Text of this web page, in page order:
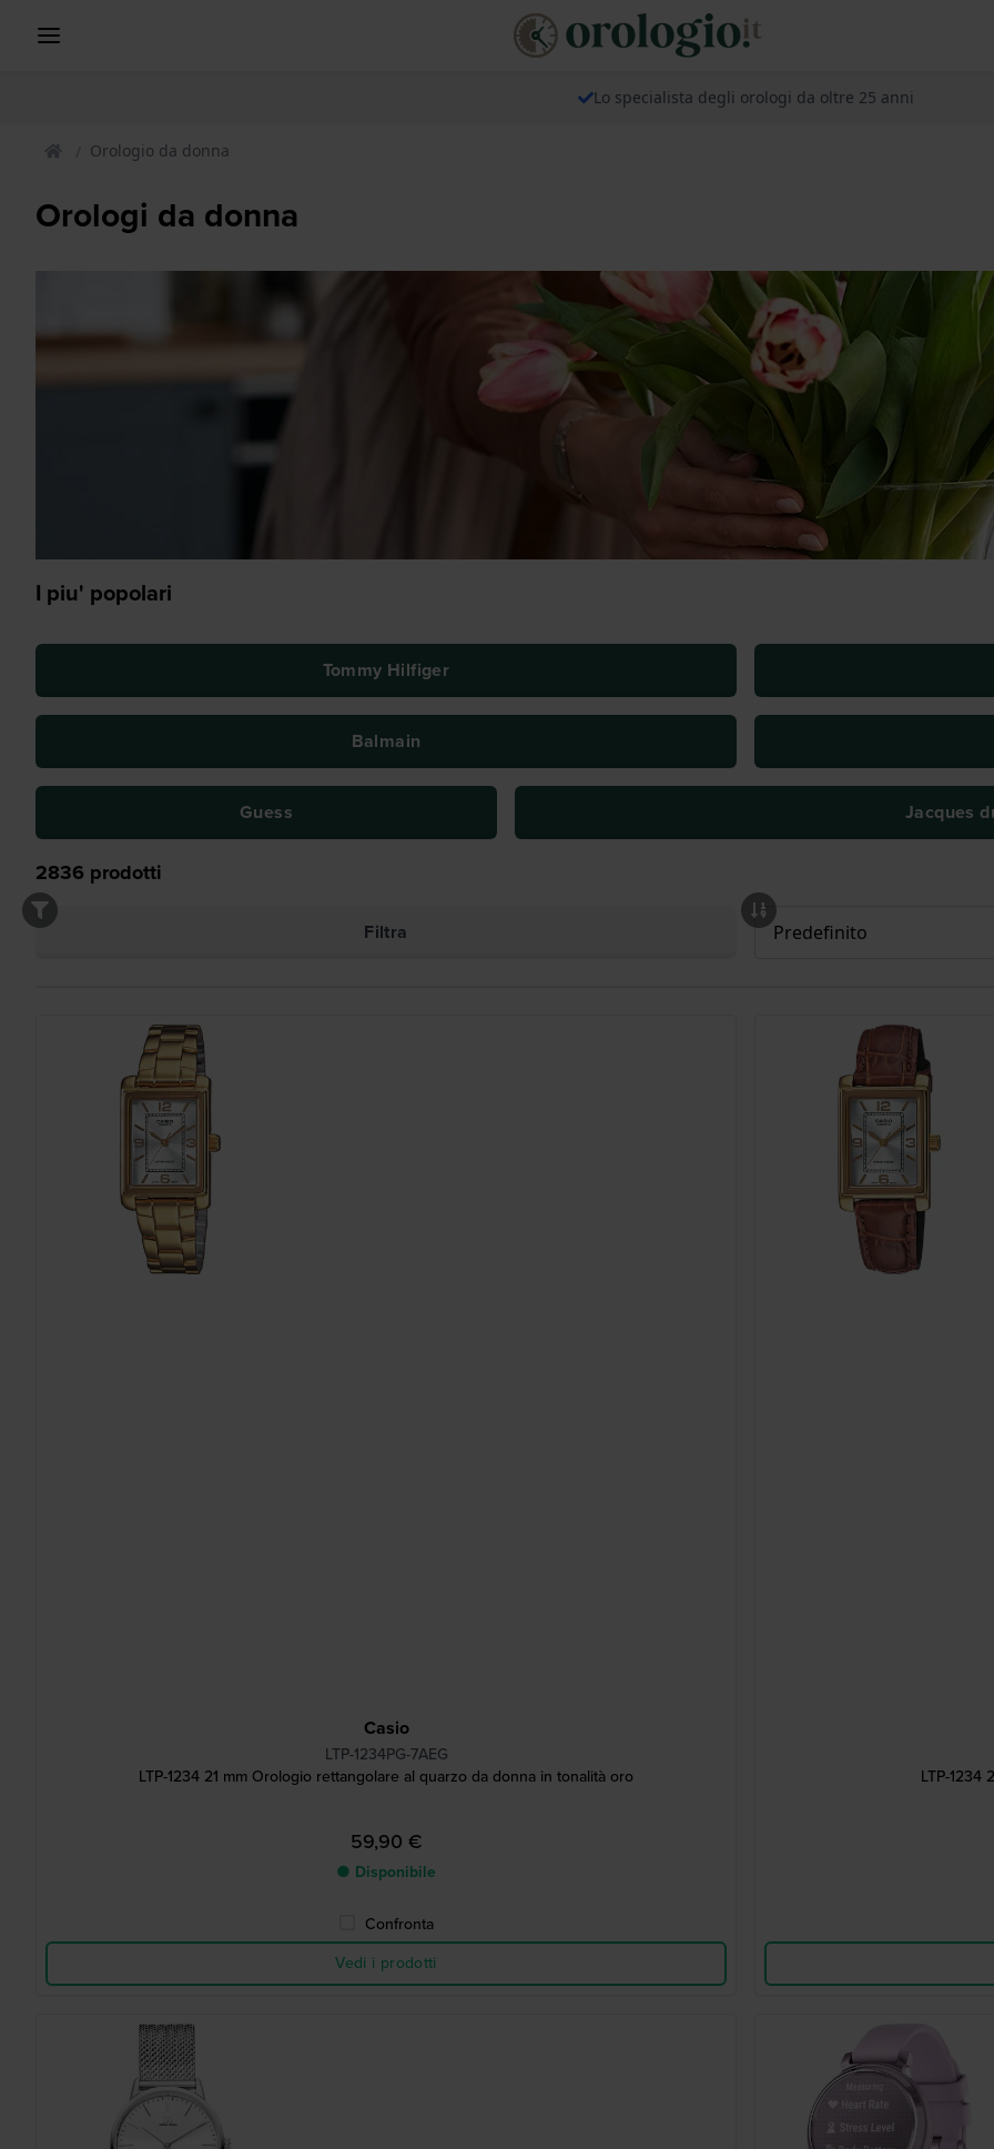
Lo specialista degli orologi da oltre 25 anni
Orologio da donna
Orologi da donna
I piu' popolari
Tommy Hilfiger
Balmain
Guess Jacques
2836 prodotti
Filtra
Casio
LTP-1234PG-7AEG
LTP-1234 21 mm Orologio rettangolare al quarzo da donna in tonalità oro
59,90 €
● Disponibile
Confronta
Vedi i prodotti
LTP-1234